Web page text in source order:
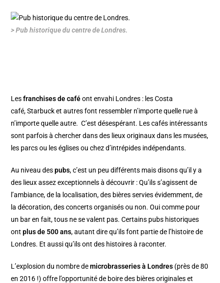
> Pub historique du centre de Londres.
Lesfranchises de caféont envahi Londres : les Costa
café, Starbuck et autres font ressembler n’importe quelle rue à
n’importe quelle autre. C’est désespérant. Les cafés intéressants
sont parfois à chercher dans des lieux originaux dans les musées,
les parcs ou les églises ou chez d’intrépides indépendants.
Au niveau despubs, c’est un peu différents mais disons qu’il y a
des lieux assez exceptionnels à découvrir : Qu’ils s’agissent de
l’ambiance, de la localisation, des bières servies évidemment, de
la décoration, des concerts organisés ou non. Oui comme pour
un bar en fait, tous ne se valent pas. Certains pubs historiques
ontplus de 500 ans, autant dire qu’ils font partie de l’histoire de
Londres. Et aussi qu’ils ont des histoires à raconter.
L’explosion du nombre demicrobrasseries à Londres (près de 80
en 2016 !) offre l’opportunité de boire des bières originales et